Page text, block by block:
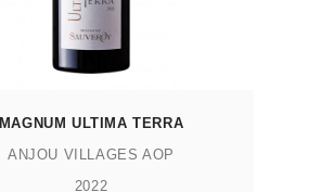
MAGNUM ULTIMA TERRA
ANJOU VILLAGES AOP
2022